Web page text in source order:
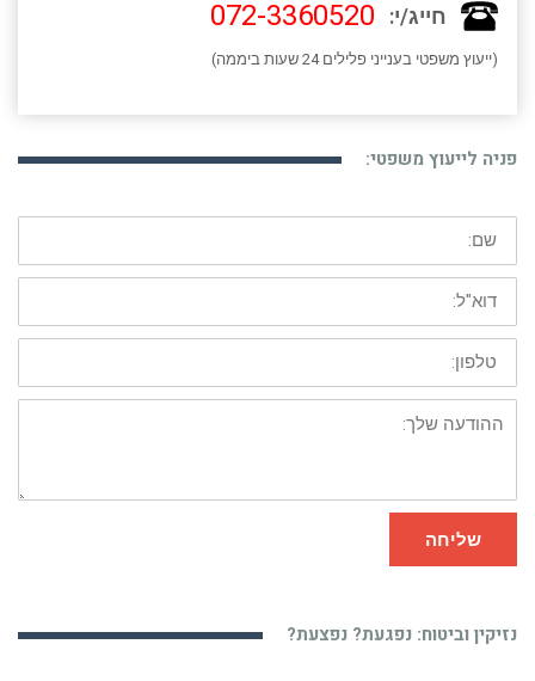
חייג/י: 072-3360520
(ייעוץ משפטי בענייני פלילים 24 שעות ביממה)
פניה לייעוץ משפטי:
שם:
דוא"ל:
טלפון:
ההודעה
שלך:
שליחה
נזיקין וביטוח: נפגעת? נפצעת?